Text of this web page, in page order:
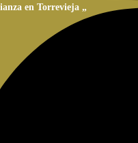
en Torrevieja „